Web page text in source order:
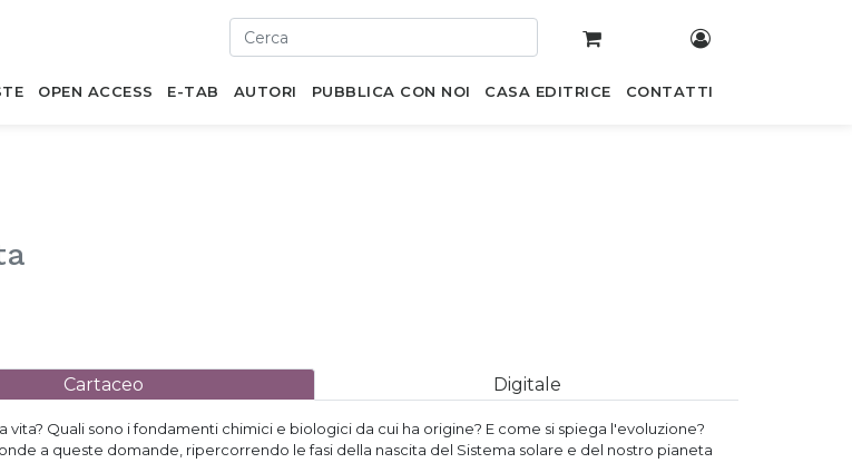
OPEN ACCESS E-TAB AUTORI PUBBLICA CON NOI CASA EDITRICE CONTATTI
Cartaceo Digitale
vita? Quali sono i fondamenti chimici e biologici da cui ha origine? E come si spiega l'evoluzione?
a queste domande, ripercorrendo le fasi della nascita del Sistema solare e del nostro pianeta